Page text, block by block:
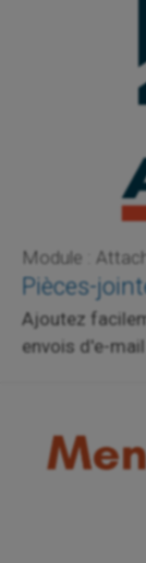
Module :
Pièces-
Ajoutez
envois d'e-